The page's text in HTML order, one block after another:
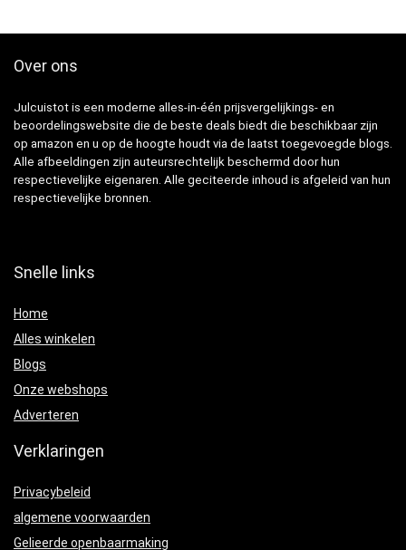
Over ons
Julcuistot is een moderne alles-in-één prijsvergelijkings- en
beoordelingswebsite die de beste deals biedt die beschikbaar zijn
op amazon en u op de hoogte houdt via de laatst toegevoegde blogs.
Alle afbeeldingen zijn auteursrechtelijk beschermd door hun
respectievelijke eigenaren. Alle geciteerde inhoud is afgeleid van hun
respectievelijke bronnen.
Snelle links
Home
Alles winkelen
Blogs
Onze webshops
Adverteren
Verklaringen
Privacybeleid
algemene voorwaarden
Gelieerde openbaarmaking